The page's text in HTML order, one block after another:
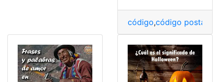
código,código postal